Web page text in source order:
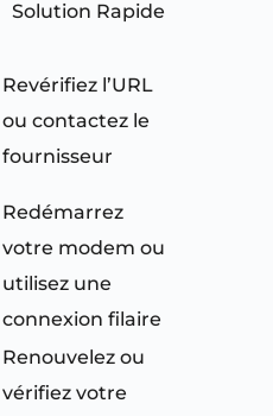
Solution Rapide
Revérifiez l’URL
ou contactez le
fournisseur
Redémarrez
votre modem ou
utilisez une
connexion filaire
Renouvelez ou
vérifiez votre